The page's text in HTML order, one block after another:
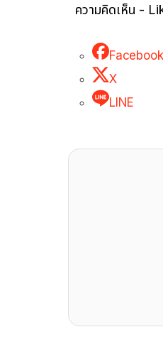
ความคิดเห็น -
Facebook
X
LINE